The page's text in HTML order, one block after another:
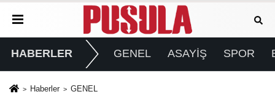
HABERLER GENEL ASAYİŞ SPOR
Haberler GENEL